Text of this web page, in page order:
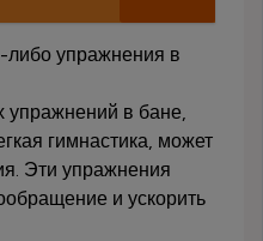
либо упражнения в
упражнений в бане,
гимнастика, может
Эти упражнения
и ускорить